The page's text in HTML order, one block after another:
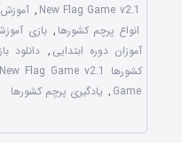
New Flag Game v2.1
,
انواع پرچم کشورها , بازی
آموزان دوره ابتدایی , دانلود
کشورها New Flag Game v2.1
Game
, یادگیری پرچم کشورها